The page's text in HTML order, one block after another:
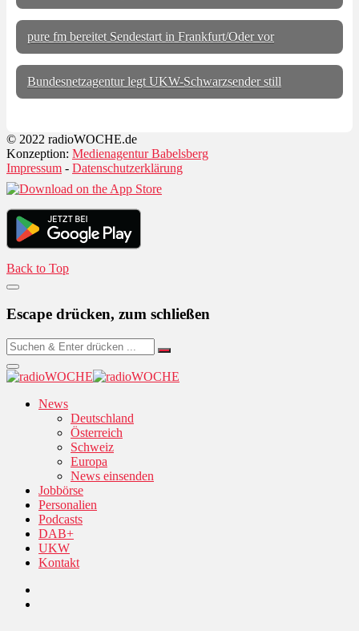
pure fm bereitet Sendestart in Frankfurt/Oder vor
Bundesnetzagentur legt UKW-Schwarzsender still
© 2022 radioWOCHE.de
Konzeption: Medienagentur Babelsberg
Impressum - Datenschutzerklärung
Back to Top
Escape drücken, zum schließen
News
Deutschland
Österreich
Schweiz
Europa
News einsenden
Jobbörse
Personalien
Podcasts
DAB+
UKW
Kontakt